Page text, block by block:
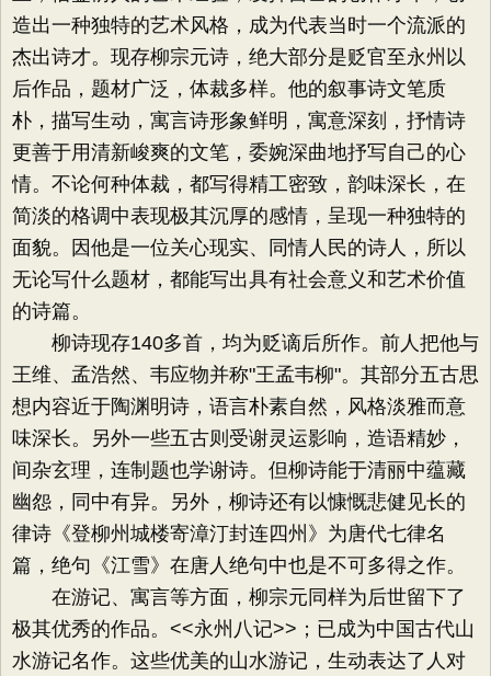
造出一种独特的艺术风格，成为代表当时一个流派的
杰出诗才。现存柳宗元诗，绝大部分是贬官至永州以
后作品，题材广泛，体裁多样。他的叙事诗文笔质
朴，描写生动，寓言诗形象鲜明，寓意深刻，抒情诗
更善于用清新峻爽的文笔，委婉深曲地抒写自己的心
情。不论何种体裁，都写得精工密致，韵味深长，在
简淡的格调中表现极其沉厚的感情，呈现一种独特的
面貌。因他是一位关心现实、同情人民的诗人，所以
无论写什么题材，都能写出具有社会意义和艺术价值
的诗篇。
柳诗现存140多首，均为贬谪后所作。前人把他与
王维、孟浩然、韦应物并称"王孟韦柳"。其部分五古思
想内容近于陶渊明诗，语言朴素自然，风格淡雅而意
味深长。另外一些五古则受谢灵运影响，造语精妙，
间杂玄理，连制题也学谢诗。但柳诗能于清丽中蕴藏
幽怨，同中有异。另外，柳诗还有以慷慨悲健见长的
律诗《登柳州城楼寄漳汀封连四州》为唐代七律名
篇，绝句《江雪》在唐人绝句中也是不可多得之作。
在游记、寓言等方面，柳宗元同样为后世留下了
极其优秀的作品。<<永州八记>>；已成为中国古代山
水游记名作。这些优美的山水游记，生动表达了人对